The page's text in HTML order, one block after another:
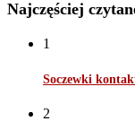
Najczęściej
1
Soczewki
2